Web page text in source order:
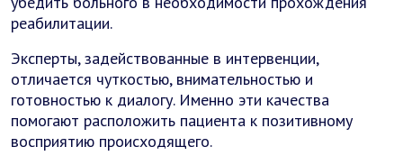
реабилитации.
Эксперты, задействованные в интервенции,
отличается чуткостью, внимательностью и
готовностью к диалогу. Именно эти качества
помогают расположить пациента к позитивному
восприятию происходящего.